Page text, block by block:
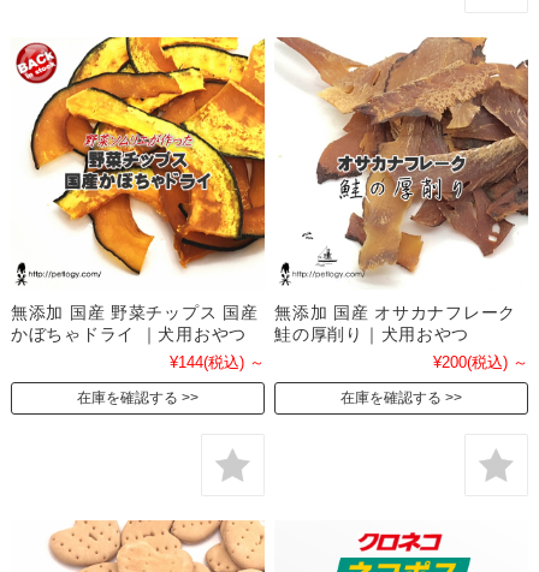
無添加 国産 野菜チップス 国産
かぼちゃドライ ｜犬用おやつ
¥144(税込) ～
在庫を確認する
無添加 国産 オサカナフレーク
鮭の厚削り｜犬用おやつ
¥200(税込) ～
在庫を確認する